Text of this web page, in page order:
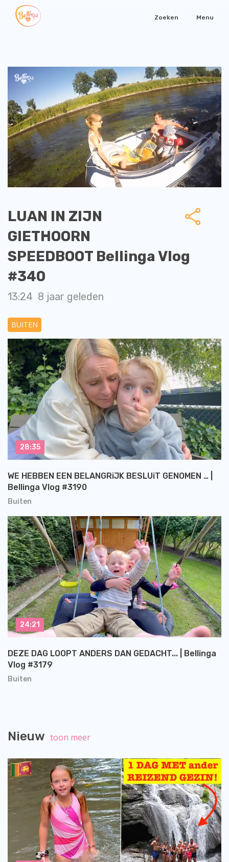
Zoeken Menu
LUAN IN ZIJN
GIETHOORN
SPEEDBOOT Bellinga Vlog
#340
13:24 8 jaar geleden
BUITEN
Buiten
WE HEBBEN EEN BELANGRiJK BESLUiT GENOMEN … |
Bellinga Vlog #3190
28:35
Buiten
DEZE DAG LOOPT ANDERS DAN GEDACHT... | Bellinga
Vlog #3179
24:21
Nieuw toon meer